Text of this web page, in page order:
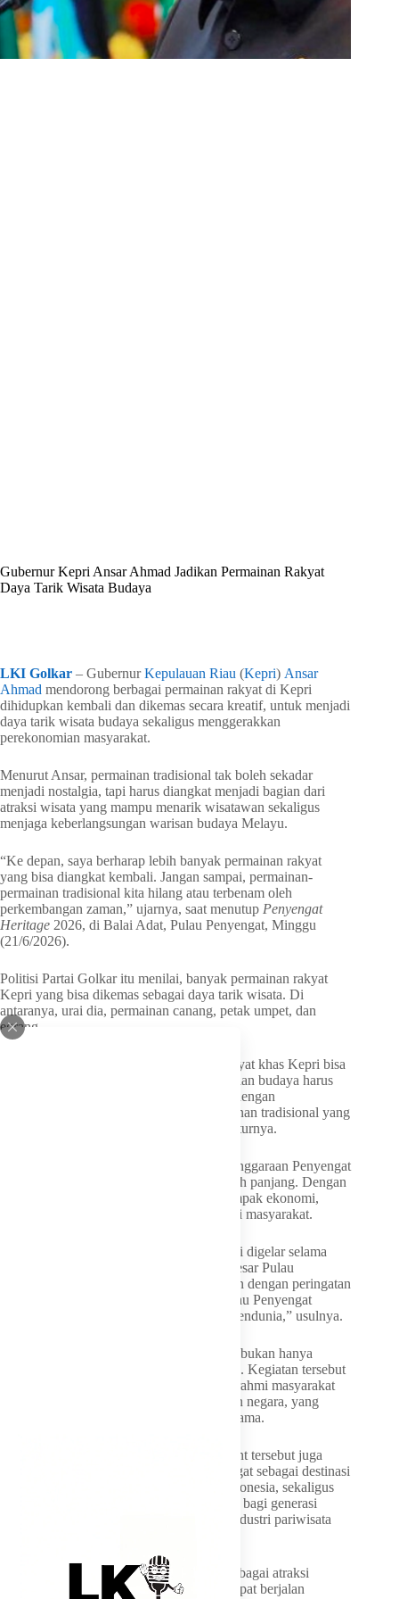
Gubernur Kepri Ansar Ahmad Jadikan Permainan Rakyat
Daya Tarik Wisata Budaya
LKI Golkar – GubernurKepulauan Riau (Kepri) Ansar
Ahmad mendorong berbagai permainan rakyat di Kepri
dihidupkan kembali dan dikemas secara kreatif, untuk menjadi
daya tarik wisata budaya sekaligus menggerakkan
perekonomian masyarakat.
Menurut Ansar, permainan tradisional tak boleh sekadar
menjadi nostalgia, tapi harus diangkat menjadi bagian dari
atraksi wisata yang mampu menarik wisatawan sekaligus
menjaga keberlangsungan warisan budaya Melayu.
“Ke depan, saya berharap lebih banyak permainan rakyat
yang bisa diangkat kembali. Jangan sampai, permainan-
permainan tradisional kita hilang atau terbenam oleh
perkembangan zaman,” ujarnya, saat menutup Penyengat
Heritage 2026, di Balai Adat, Pulau Penyengat, Minggu
(21/6/2026).
Politisi Partai Golkar itu menilai, banyak permainan rakyat
Kepri yang bisa dikemas sebagai daya tarik wisata. Di
antaranya, urai dia, permainan canang, petak umpet, dan
egrang.
“Jika dikemas dengan baik, permainan rakyat khas Kepri bisa
menjadi daya tarik wisata budaya. Pelestarian budaya harus
dilakukan secara berkelanjutan, termasuk dengan
menghidupkan kembali permainan-permainan tradisional yang
kini mulai ditinggalkan generasi muda,” tuturnya.
Lebih lanjut, Ansar mengusulkan, penyelenggaraan Penyengat
Heritage diperluas dengan durasi yang lebih panjang. Dengan
begitu, kegiatan tersebut bisa memberi dampak ekonomi,
sosial, dan pariwisata yang lebih besar bagi masyarakat.
“Kalau memungkinkan, kegiatan seperti ini digelar selama
satu minggu penuh dan menjadi kenduri besar Pulau
Penyengat. Ke depan, ini bisa dirangkaikan dengan peringatan
haul Raja Ali Haji, memperkuat posisi Pulau Penyengat
sebagai pusat kebudayaan Melayu yang mendunia,” usulnya.
Ansar menambahkan, Penyengat Heritage bukan hanya
menjadi sarana promosi wisata dan budaya. Kegiatan tersebut
merupakan ruang untuk mempererat silaturahmi masyarakat
Melayu serumpun dari berbagai daerah dan negara, yang
memiliki ikatan sejarah dan budaya yang sama.
Selain itu, harap dia, penyelenggaraan event tersebut juga
semakin memperkuat posisi Pulau Penyengat sebagai destinasi
wisata sejarah dan budaya unggulan di Indonesia, sekaligus
ruang regenerasi nilai-nilai budaya Melayu bagi generasi
muda di tengah pesatnya perkembangan industri pariwisata
“Dengan mengangkat permainan rakyat sebagai atraksi
wisata, kami optimis pelestarian budaya dapat berjalan